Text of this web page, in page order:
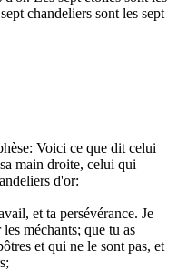
chandeliers sont les sept
Voici ce que dit celui
main droite, celui qui
d'or:
et ta persévérance. Je
méchants; que tu as
et qui ne le sont pas, et